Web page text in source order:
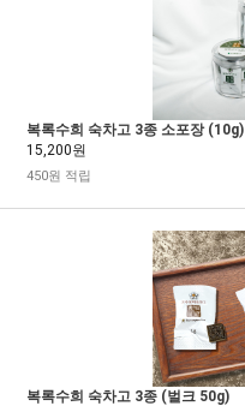
복록수희 숙차고 3종 소포장 (10g)
15,200원
450원 적립
복록수희 숙차고 3종 (벌크 50g)